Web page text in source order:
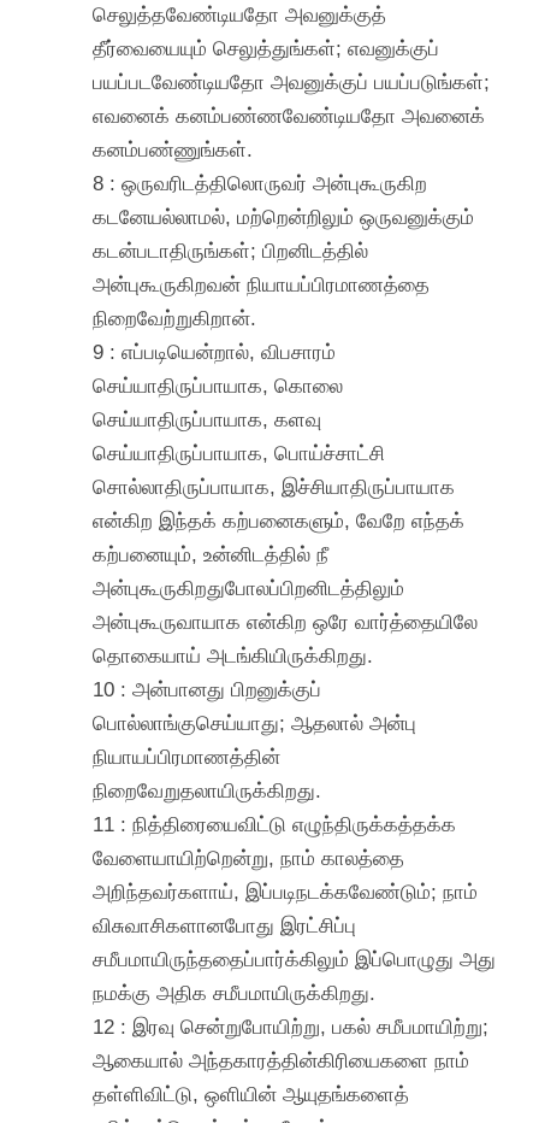
செலுத்தவேண்டியதோ அவனுக்குத்
தீர்வையையும் செலுத்துங்கள்; எவனுக்குப்
பயப்படவேண்டியதோ அவனுக்குப் பயப்படுங்கள்;
எவனைக் கனம்பண்ணவேண்டியதோ அவனைக்
கனம்பண்ணுங்கள்.
8 : ஒருவரிடத்திலொருவர் அன்புகூருகிற
கடனேயல்லாமல், மற்றென்றிலும் ஒருவனுக்கும்
கடன்படாதிருங்கள்; பிறனிடத்தில்
அன்புகூருகிறவன் நியாயப்பிரமாணத்தை
நிறைவேற்றுகிறான்.
9 : எப்படியென்றால், விபசாரம்
செய்யாதிருப்பாயாக, கொலை
செய்யாதிருப்பாயாக, களவு
செய்யாதிருப்பாயாக, பொய்ச்சாட்சி
சொல்லாதிருப்பாயாக, இச்சியாதிருப்பாயாக
என்கிற இந்தக் கற்பனைகளும், வேறே எந்தக்
கற்பனையும், உன்னிடத்தில் நீ
அன்புகூருகிறதுபோலப்பிறனிடத்திலும்
அன்புகூருவாயாக என்கிற ஒரே வார்த்தையிலே
தொகையாய் அடங்கியிருக்கிறது.
10 : அன்பானது பிறனுக்குப்
பொல்லாங்குசெய்யாது; ஆதலால் அன்பு
நியாயப்பிரமாணத்தின்
நிறைவேறுதலாயிருக்கிறது.
11 : நித்திரையைவிட்டு எழுந்திருக்கத்தக்க
வேளையாயிற்றென்று, நாம் காலத்தை
அறிந்தவர்களாய், இப்படிநடக்கவேண்டும்; நாம்
விசுவாசிகளானபோது இரட்சிப்பு
சமீபமாயிருந்ததைப்பார்க்கிலும் இப்பொழுது அது
நமக்கு அதிக சமீபமாயிருக்கிறது.
12 : இரவு சென்றுபோயிற்று, பகல் சமீபமாயிற்று;
ஆகையால் அந்தகாரத்தின்கிரியைகளை நாம்
தள்ளிவிட்டு, ஒளியின் ஆயுதங்களைத்